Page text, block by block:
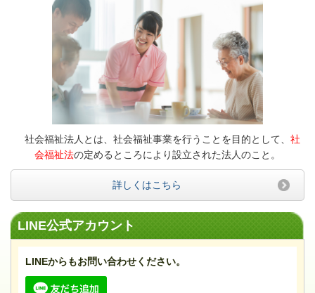
社会福祉法人とは、社会福祉事業を行うことを目的として、 社
会福祉法の定めるところにより設立された法人のこと。
詳しくはこちら
LINE公式アカウント
LINEからもお問い合わせください。